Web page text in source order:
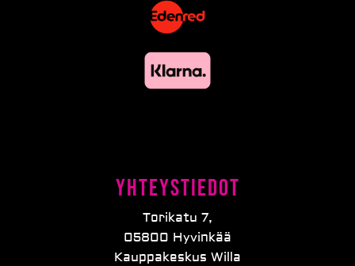
Yhteystiedot
Torikatu 7,
05800 Hyvinkää
Kauppakeskus Willa